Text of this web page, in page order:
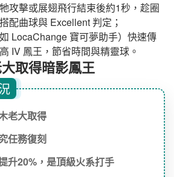
攻擊或展翅飛行結束後約1秒，趁圈
配曲球與 Excellent 判定；
LocaChange 寶可夢助手）快速傳
IV 鳳王，節省時間與精靈球。
取得暗影鳳王
老大取得
任務復刻
升20%，是頂級火系打手